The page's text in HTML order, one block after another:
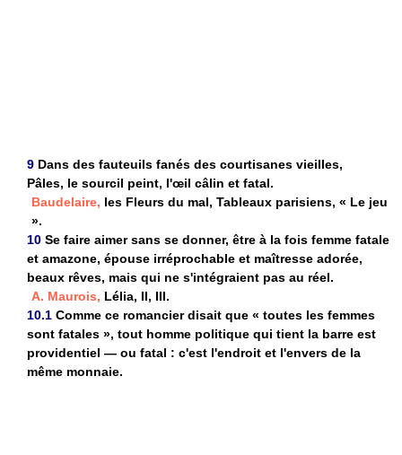
9 Dans des fauteuils fanés des courtisanes vieilles,
Pâles, le sourcil peint, l'œil câlin et fatal.
Baudelaire, les Fleurs du mal, Tableaux parisiens, « Le jeu
».
10 Se faire aimer sans se donner, être à la fois femme fatale
et amazone, épouse irréprochable et maîtresse adorée,
beaux rêves, mais qui ne s'intégraient pas au réel.
A. Maurois, Lélia, II, III.
10.1 Comme ce romancier disait que « toutes les femmes
sont fatales », tout homme politique qui tient la barre est
providentiel — ou fatal : c'est l'endroit et l'envers de la
même monnaie.